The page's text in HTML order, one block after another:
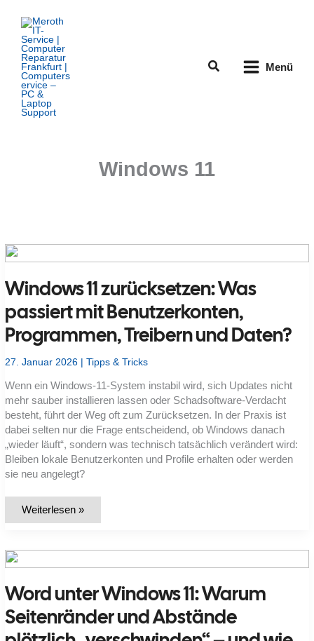
Inhalt
springen
Suchen Menü
Windows 11
Windows 11 zurücksetzen: Was
passiert mit Benutzerkonten,
Programmen, Treibern und Daten?
27. Januar 2026 |Tipps & Tricks
Wenn ein Windows-11-System instabil wird, sich Updates nicht
mehr sauber installieren lassen oder Schadsoftware-Verdacht
besteht, führt der Weg oft zum Zurücksetzen. In der Praxis ist
dabei selten nur die Frage entscheidend, ob Windows danach
„wieder läuft“, sondern was technisch tatsächlich verändert wird:
Bleiben lokale Benutzerkonten und Profile erhalten oder werden
sie neu angelegt?
Windows
passiert
Benutzerkonten,
Treibern
und
Daten?
Weiterlesen »
Word unter Windows 11: Warum
Seitenränder und Abstände